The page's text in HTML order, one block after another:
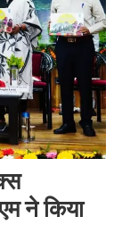
ने किया